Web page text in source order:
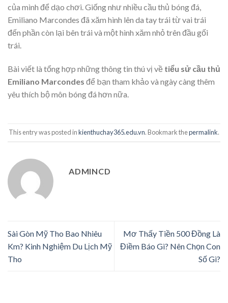
của mình để dạo chơi. Giống như nhiều cầu thủ bóng đá,
Emiliano Marcondes đã xăm hình lên da tay trái từ vai trái
đến phần còn lại bên trái và một hình xăm nhỏ trên đầu gối
trái.
Bài viết là tổng hợp những thông tin thú vị về tiểu sử cầu thủ
Emiliano Marcondes để bạn tham khảo và ngày càng thêm
yêu thích bộ môn bóng đá hơn nữa.
This entry was posted inkienthuchay365.edu.vn. Bookmark thepermalink.
ADMINCD
Sài Gòn Mỹ Tho Bao Nhiêu
Km? Kinh Nghiệm Du Lịch Mỹ
Tho
Mơ Thấy Tiền 500 Đồng Là
Điềm Báo Gì? Nên Chọn Con
Số Gì?